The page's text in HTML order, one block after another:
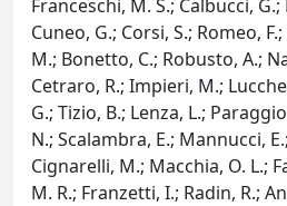
Franceschi, M. S.; Calbucci, G.;
Cuneo, G.; Corsi, S.; Romeo,
M.; Bonetto, C.; Robusto, A.;
Cetraro, R.; Impieri, M.;
G.; Tizio, B.; Lenza, L.;
N.; Scalambra, E.; Mannucci,
Cignarelli, M.; Macchia, O. L.;
M. R.; Franzetti, I.; Radin, R.;